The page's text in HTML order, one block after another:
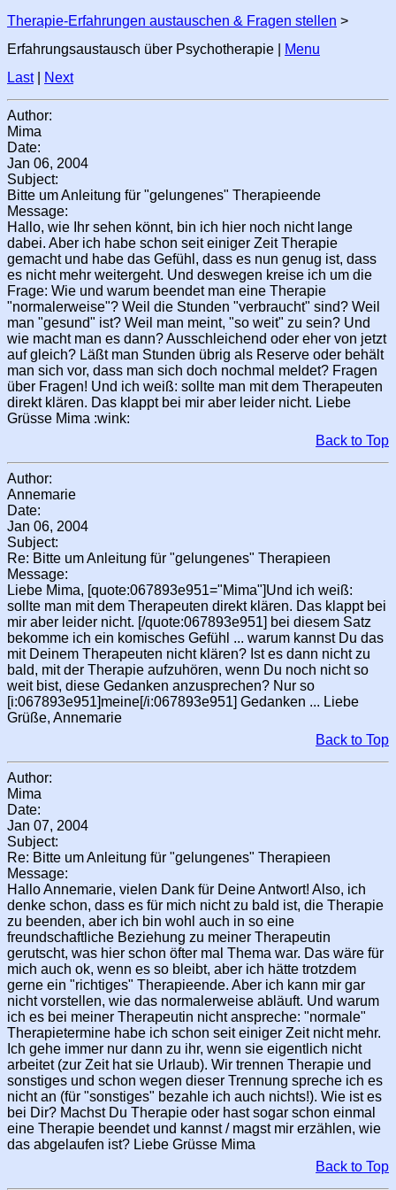
Therapie-Erfahrungen austauschen & Fragen stellen >
Erfahrungsaustausch über Psychotherapie |
Menu
Last| Next
Author:
Mima
Date:
Jan 06, 2004
Subject:
Bitte um Anleitung für "gelungenes" Therapieende
Message:
Hallo, wie Ihr sehen könnt, bin ich hier noch nicht lange
dabei. Aber ich habe schon seit einiger Zeit Therapie
gemacht und habe das Gefühl, dass es nun genug ist, dass
es nicht mehr weitergeht. Und deswegen kreise ich um die
Frage: Wie und warum beendet man eine Therapie
"normalerweise"? Weil die Stunden "verbraucht" sind? Weil
man "gesund" ist? Weil man meint, "so weit" zu sein? Und
wie macht man es dann? Ausschleichend oder eher von jetzt
auf gleich? Läßt man Stunden übrig als Reserve oder behält
man sich vor, dass man sich doch nochmal meldet? Fragen
über Fragen! Und ich weiß: sollte man mit dem Therapeuten
direkt klären. Das klappt bei mir aber leider nicht. Liebe
Grüsse Mima :wink:
Back to Top
Author:
Annemarie
Date:
Jan 06, 2004
Subject:
Re: Bitte um Anleitung für "gelungenes" Therapieen
Message:
Liebe Mima, [quote:067893e951="Mima"]Und ich weiß:
sollte man mit dem Therapeuten direkt klären. Das klappt bei
mir aber leider nicht. [/quote:067893e951] bei diesem Satz
bekomme ich ein komisches Gefühl ... warum kannst Du das
mit Deinem Therapeuten nicht klären? Ist es dann nicht zu
bald, mit der Therapie aufzuhören, wenn Du noch nicht so
weit bist, diese Gedanken anzusprechen? Nur so
[i:067893e951]meine[/i:067893e951] Gedanken ... Liebe
Grüße, Annemarie
Back to Top
Author:
Mima
Date:
Jan 07, 2004
Subject:
Re: Bitte um Anleitung für "gelungenes" Therapieen
Message:
Hallo Annemarie, vielen Dank für Deine Antwort! Also, ich
denke schon, dass es für mich nicht zu bald ist, die Therapie
zu beenden, aber ich bin wohl auch in so eine
freundschaftliche Beziehung zu meiner Therapeutin
gerutscht, was hier schon öfter mal Thema war. Das wäre für
mich auch ok, wenn es so bleibt, aber ich hätte trotzdem
gerne ein "richtiges" Therapieende. Aber ich kann mir gar
nicht vorstellen, wie das normalerweise abläuft. Und warum
ich es bei meiner Therapeutin nicht anspreche: "normale"
Therapietermine habe ich schon seit einiger Zeit nicht mehr.
Ich gehe immer nur dann zu ihr, wenn sie eigentlich nicht
arbeitet (zur Zeit hat sie Urlaub). Wir trennen Therapie und
sonstiges und schon wegen dieser Trennung spreche ich es
nicht an (für "sonstiges" bezahle ich auch nichts!). Wie ist es
bei Dir? Machst Du Therapie oder hast sogar schon einmal
eine Therapie beendet und kannst / magst mir erzählen, wie
das abgelaufen ist? Liebe Grüsse Mima
Back to Top